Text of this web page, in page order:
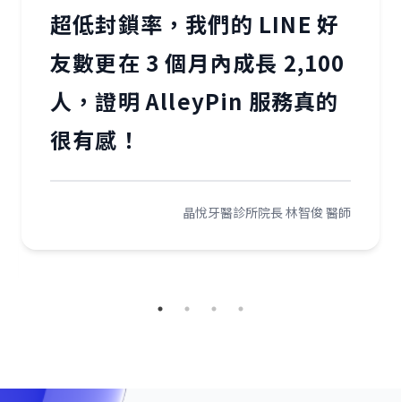
超低封鎖率，我們的 LINE 好
友數更在 3 個月內成長 2,100
人，證明 AlleyPin 服務真的
很有感！
晶悅牙醫診所院長 林智俊 醫師